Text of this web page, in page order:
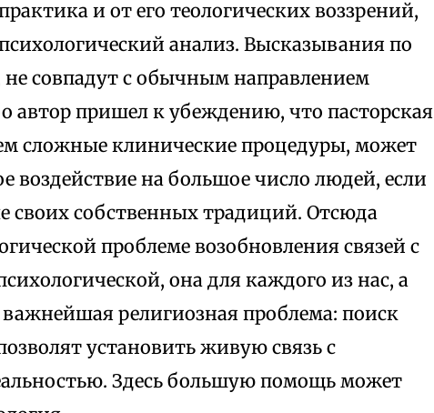
и от его теологических воззрений,
анализ. Высказывания по
совпадут с обычным направлением
автор пришел к убеждению, что пасторская
сложные клинические процедуры, может
воздействие на большое число людей, если
своих собственных традиций. Отсюда
проблеме возобновления связей с
она для каждого из нас, а
религиозная проблема: поиск
установить живую связь с
Здесь большую помощь может